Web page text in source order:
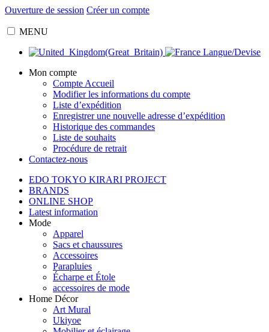
Ouverture de session Créer un compte
MENU
Langue/Devise
Mon compte
Compte Accueil
Modifier les informations du compte
Liste d’expédition
Enregistrer une nouvelle adresse d’expédition
Historique des commandes
Liste de souhaits
Procédure de retrait
Contactez-nous
EDO TOKYO KIRARI PROJECT
BRANDS
ONLINE SHOP
Latest information
Mode
Apparel
Sacs et chaussures
Accessoires
Parapluies
Écharpe et Étole
accessoires de mode
Home Décor
Art Mural
Ukiyoe